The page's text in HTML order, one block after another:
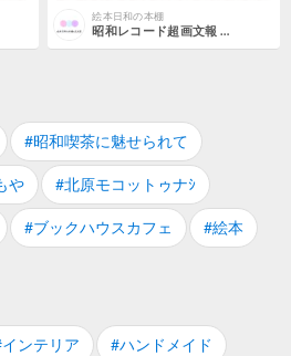
絵本日和の本棚
#昭和喫茶に魅せられて
や #北原モコットゥナｼ
#ブックハウスカフェ #絵本
ンテリア #ハンドメイド